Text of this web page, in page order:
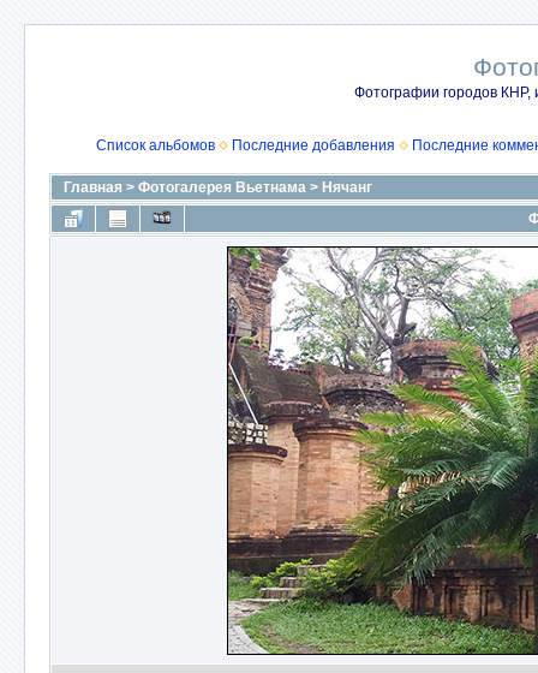
Фотографии городов КНР,
Список альбомов Последние добавления Последние
Главная > Фотогалерея Вьетнама > Нячанг